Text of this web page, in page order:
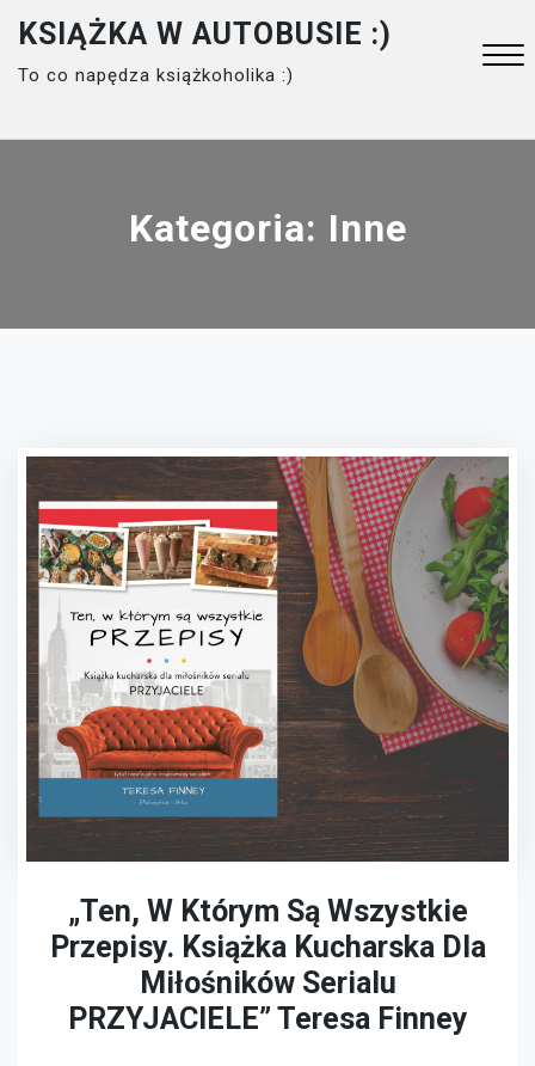
content
KSIĄŻKA W AUTOBUSIE :)
To co napędza książkoholika :)
Kategoria: Inne
„Ten, W Którym Są Wszystkie
Przepisy. Książka Kucharska Dla
Miłośników Serialu
PRZYJACIELE” Teresa Finney